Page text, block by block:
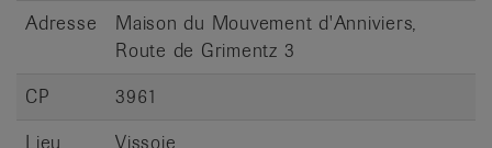
Adresse
Maison du Mouvement d'Anniviers,
Route de Grimentz 3
CP
3961
Lieu
Vissoie